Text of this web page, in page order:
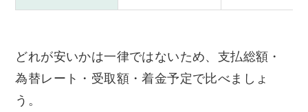
どれが安いかは一律ではないため、支払総額・
為替レート・受取額・着金予定で比べましょ
う。